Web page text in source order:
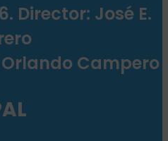
Director: José E.
Campero